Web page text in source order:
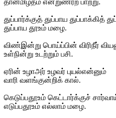
துப்பார்க்குத் துப்பாய துப்பாக்கித்
துப்பாய தூஉம் மழை.
விண்இன்று பொய்ப்பின் விரிநீர்
உள்நின்று உடற்றும் பசி.
ஏரின் உழாஅர் உழவர் புயல்என்னும்
வாரி வளங்குன்றிக் கால்.
கெடுப்பதூஉம் கெட்டார்க்குச்
எடுப்பதூஉம் எல்லாம் மழை.